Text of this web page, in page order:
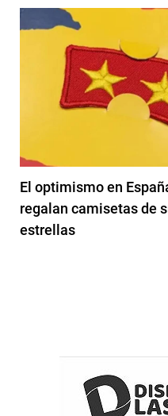
El optimismo en
regalan camisetas de
estrellas